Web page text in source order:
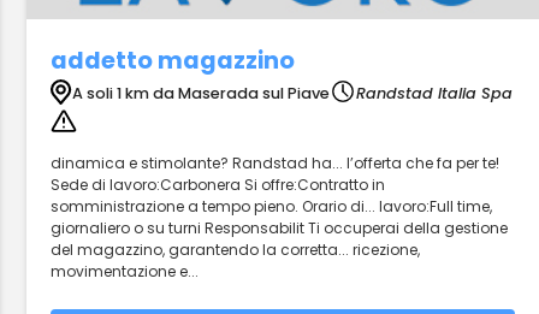
addetto magazzino
A soli 1 km da Maserada sul Piave Randstad Italia Spa
dinamica e stimolante? Randstad ha... l’offerta che fa per te!
Sede di lavoro:Carbonera Si offre:Contratto in
somministrazione a tempo pieno. Orario di... lavoro:Full time,
giornaliero o su turni Responsabilit Ti occuperai della gestione
del magazzino, garantendo la corretta... ricezione,
movimentazione e...